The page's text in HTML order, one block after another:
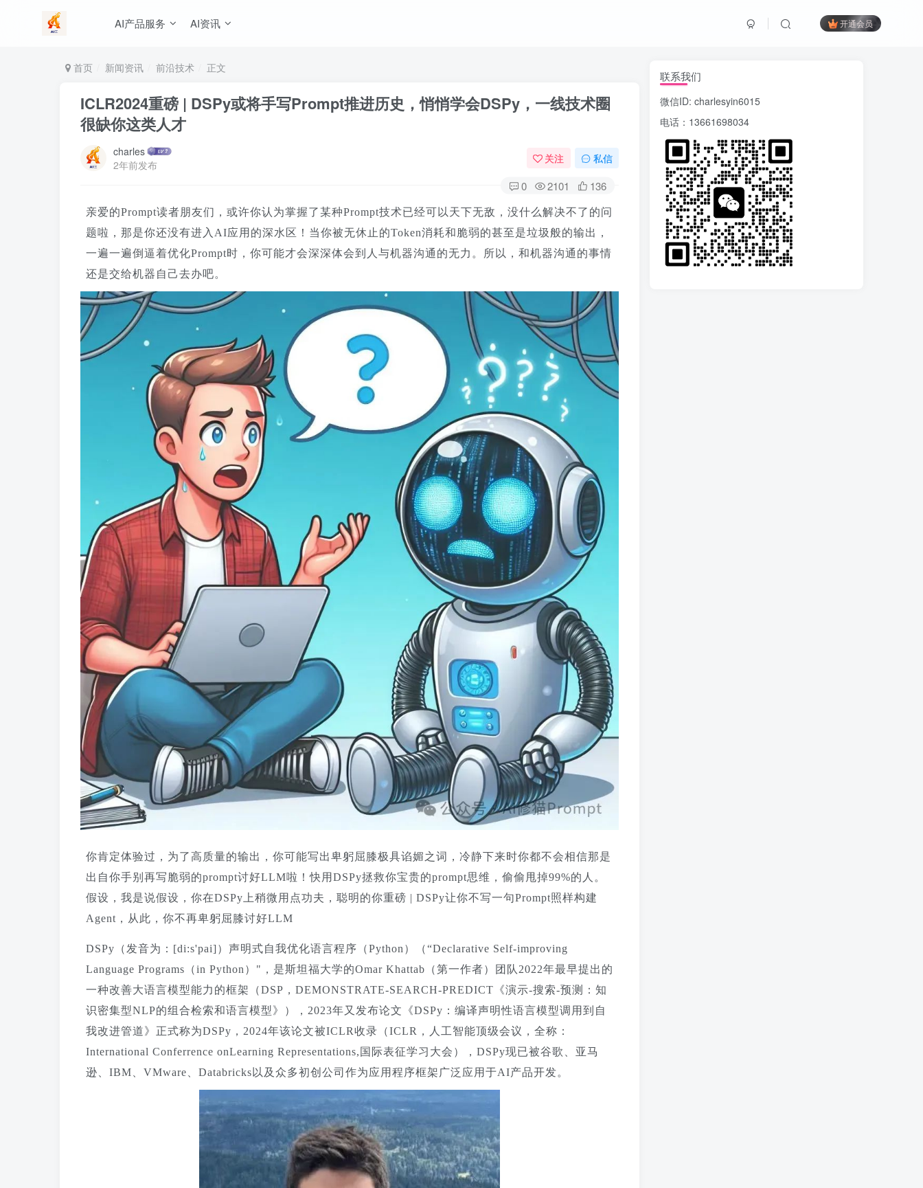
AI产品服务 AI资讯 开通会员
首页 新闻资讯 前沿技术 正文
ICLR2024重磅 | DSPy或将手写Prompt推进历史，悄悄学会DSPy，一线技术圈
很缺你这类人才
charles
2年前发布
关注 私信
0 2101 136
亲爱的Prompt读者朋友们 ， 或许你认为掌握了某种Prompt技术已经可以 天下无敌 ，没什么解决不了的问
题啦， 那是你还没有进入 AI应用的深水区！当你被无休止的Token消耗和脆弱的甚至是垃圾般的输出，
一遍一遍倒逼着优化Prompt时，你可能才会深深体会到 人与机器沟通 的无力 。
所以，和机器沟通的事情
还是交给机器自己去办吧。
你肯定体验过，为了高质量的输出，你可能写出卑躬屈膝极具谄媚之词，冷静下来时你都不会相信那是
出自你手别再写脆弱的prompt讨好LLM啦！快用DSPy拯救你宝贵的prompt思维，偷偷甩掉99%的人。
假设，我是说假设，你在DSPy上稍微用点功夫，聪明的你重磅 | DSPy让你不写一句Prompt照样构建
Agent，从此，你不再卑躬屈膝讨好LLM
DSPy（发音为：[di:s'pai]）声明式自我优化语言程序（Python）（“Declarative Self-improving
Language Programs（in Python）"，是斯坦福大学的Omar Khattab（第一作者）团队2022年最早提出的
一种改善大语言模型能力的框架（DSP，DEMONSTRATE-SEARCH-PREDICT《演示-搜索-预测：知
识密集型NLP的组合检索和语言模型》），2023年又发布论文《DSPy：编译声明性语言模型调用到自
我改进管道》正式称为DSPy ， 2024年该论文被ICLR收录（ICLR ，人工智能顶级会议，全称：
International Conferrence onLearning Representations, 国际表征学习大会），DSPy现已被谷歌、亚马
逊、IBM、VMware、Databricks以及众多初创公司作为应用程序框架广泛应用于AI产品开发。
联系我们
微信ID: charlesyin6015
电话：13661698034